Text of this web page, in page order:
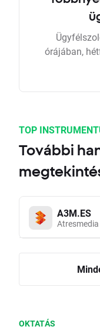
órájában,
TOP
További
A3M.ES
OKTATÁS